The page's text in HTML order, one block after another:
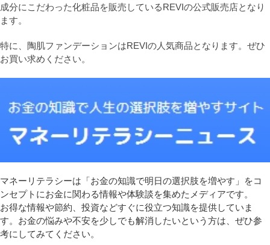
成分にこだわった化粧品を販売しているREVIの公式販売店となり
ます。
特に、陶肌ファンデーションはREVIの人気商品となります。ぜひ
お買い求めください。
マネーリテラシーは「お金の知識で明日の選択肢を増やす」をコ
ンセプトにお金に関わる情報や体験談を集めたメディアです。
お得な情報や節約、投資などすぐに役立つ知識を提供していま
す。お金の悩みや不安を少しでも解消したいという方は、ぜひ参
考にしてみてください。